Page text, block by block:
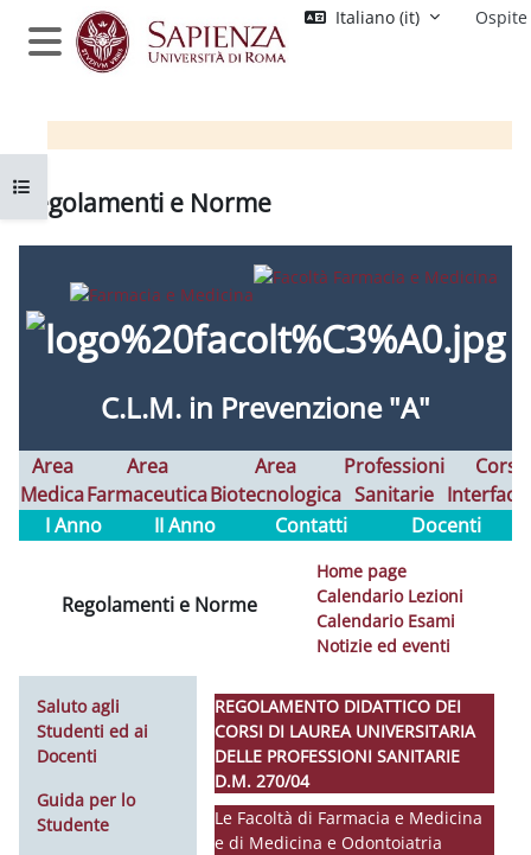
Vai al contenuto principale
Pannello laterale
Italiano ‎(it)‎ Ospite
Apri indice del corso
Regolamenti e Norme
C.L.M. in Prevenzione "A"
Area
Medica
Area
Farmaceutica
Area
Biotecnologica
Professioni
Sanitarie
Corsi
I Anno
II Anno Contatti Docenti
Regolamenti e Norme
Home page
Calendario Lezioni
Calendario Esami
Notizie ed eventi
Saluto agli
Studenti ed ai
Docenti
Guida per lo
Studente
REGOLAMENTO DIDATTICO DEI
CORSI DI LAUREA UNIVERSITARIA
DELLE PROFESSIONI SANITARIE
D.M. 270/04
Le Facoltà di Farmacia e Medicina
e di Medicina e Odontoiatria